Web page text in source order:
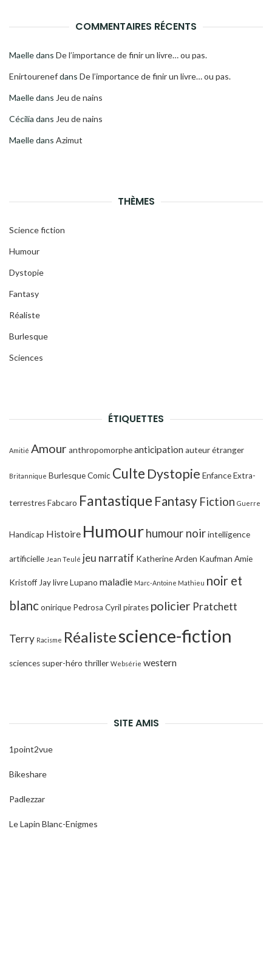
COMMENTAIRES RÉCENTS
Maelledans De l’importance de finir un livre… ou pas.
Enirtourenefdans De l’importance de finir un livre… ou pas.
Maelledans Jeu de nains
Cécilia dans Jeu de nains
Maelledans Azimut
THÈMES
Science fiction
Humour
Dystopie
Fantasy
Réaliste
Burlesque
Sciences
ÉTIQUETTES
Amitié Amour anthropomorpheanticipationauteur étranger
Britannique BurlesqueComic Culte Dystopie EnfanceExtra-
terrestresFabcaro Fantastique Fantasy Fiction Guerre
Handicap Histoire Humourhumour noirintelligence
artificielle Jean Teulé jeu narratif Katherine Arden Kaufman Amie
Kristoff JaylivreLupano maladie Marc-Antoine Mathieu noir et
blanconirique Pedrosa Cyril pirates policier Pratchett
Terry Racisme Réalistescience-fiction
sciences super-héro thriller Websérie western
SITE AMIS
1point2vue
Bikeshare
Padlezzar
Le Lapin Blanc-Enigmes